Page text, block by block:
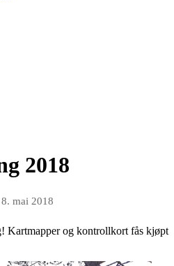
2018
8. mai 2018
Kartmapper og kontrollkort fås kjøpt